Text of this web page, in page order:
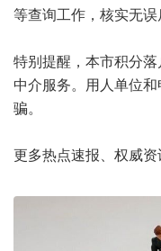
等查询工作，核实无误
特别提醒，本市积分
中介服务。用人单位
骗。
更多热点速报、权威